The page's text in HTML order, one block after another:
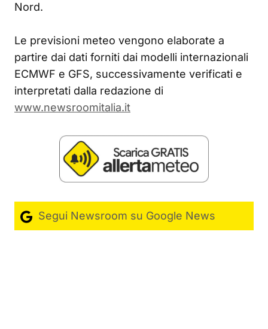
Nord.
Le previsioni meteo vengono elaborate a
partire dai dati forniti dai modelli internazionali
ECMWF e GFS, successivamente verificati e
interpretati dalla redazione di
www.newsroomitalia.it
Segui Newsroom su Google News